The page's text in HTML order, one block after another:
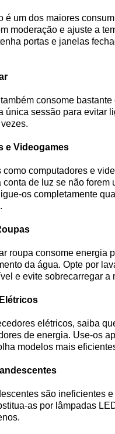
é um dos maiores
moderação e ajuste a
portas e janelas
consome
única sessão para evitar
e Videogames
como computadores e
conta de luz se não forem
os completamente
roupa consome energia
da água. Opte por
e evite sobrecarregar a
elétricos, saiba
de energia. Use-os
modelos mais
são ineficientes
as por lâmpadas